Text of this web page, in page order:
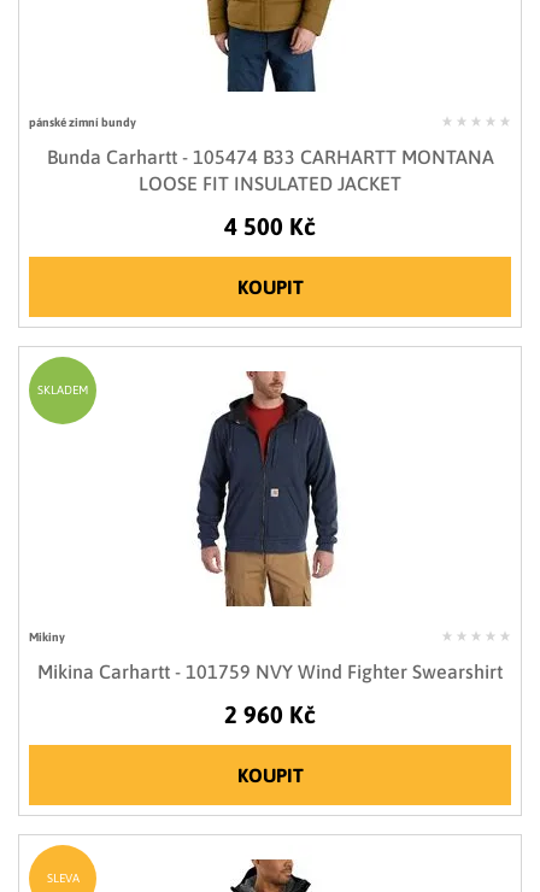
pánské zimní bundy
Bunda Carhartt - 105474 B33 CARHARTT MONTANA
LOOSE FIT INSULATED JACKET
4 500 Kč
KOUPIT
Mikiny
Mikina Carhartt - 101759 NVY Wind Fighter Swearshirt
2 960 Kč
KOUPIT
SKLADEM
SLEVA